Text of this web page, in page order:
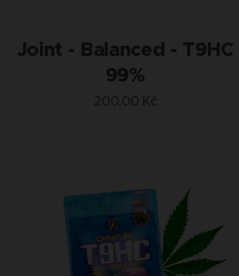
Joint - Balanced - T9HC
99%
200,00 Kč